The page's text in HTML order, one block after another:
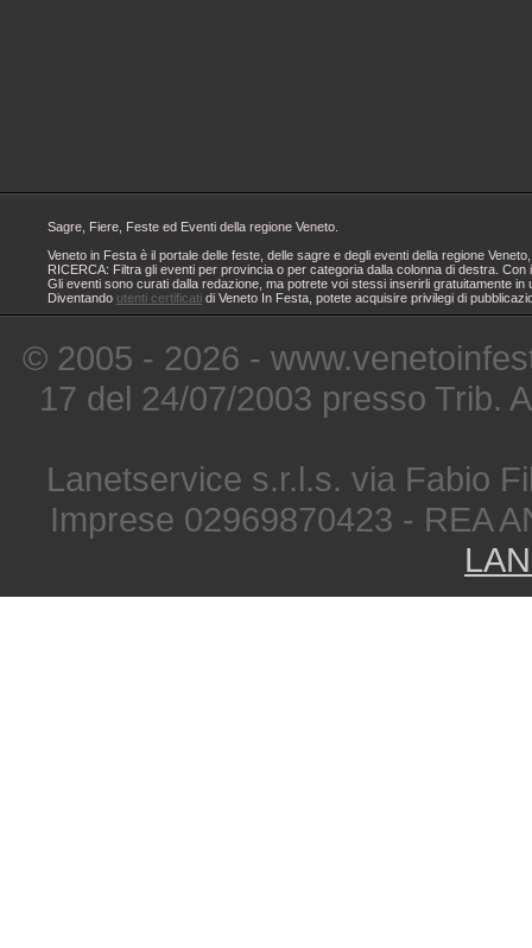
Sagre, Fiere, Feste ed Eventi della regione Veneto.
Veneto in Festa è il portale delle feste, delle sagre e degli eventi della regione
RICERCA: Filtra gli eventi per provincia o per categoria dalla colonna di destra.
Gli eventi sono curati dalla redazione, ma potrete voi stessi inserirli gratuitamente
Diventando utenti certificati di Veneto In Festa, potete acquisire privilegi di
© 2005 - 2026 -
17 del 24/07/2003 presso Trib.
Lanetservice s.r.l.s. via Fabio
Imprese 02969870423 - REA